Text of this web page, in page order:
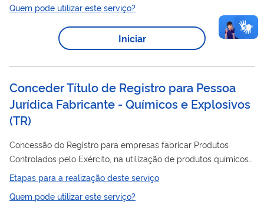
Quem pode utilizar este serviço?
Iniciar
Conceder Título de Registro para Pessoa
Jurídica Fabricante - Químicos e Explosivos
(TR)
Concessão do Registro para empresas fabricar Produtos
Controlados pelo Exército, na utilização de produtos químicos
e Explosivos.
Etapas para a realização deste serviço
Quem pode utilizar este serviço?